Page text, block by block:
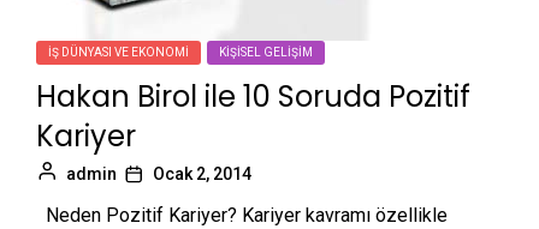
İŞ DÜNYASI VE EKONOMI KIŞISEL GELIŞIM
Hakan Birol ile 10 Soruda Pozitif
Kariyer
admin Ocak 2, 2014
Neden Pozitif Kariyer? Kariyer kavramı özellikle